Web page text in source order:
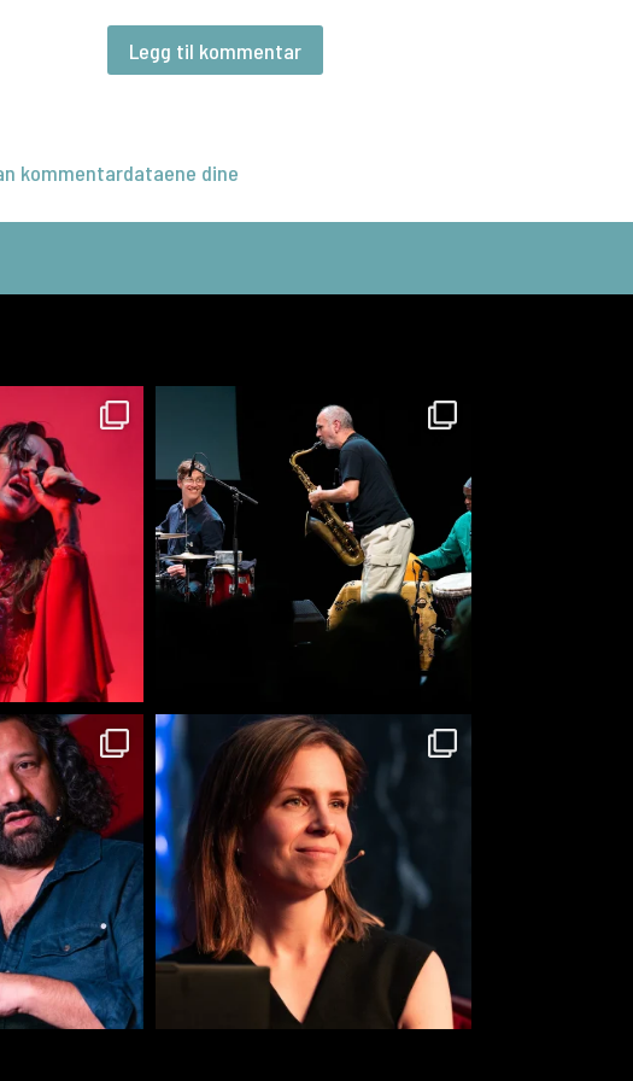
kommentardataene dine